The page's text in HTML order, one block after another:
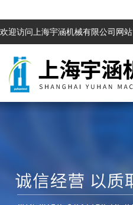
欢迎访问上海宇涵机械有限公司网站